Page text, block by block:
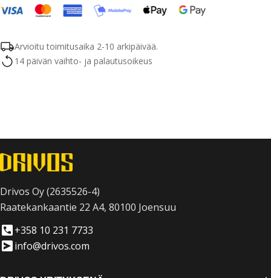
Arvioitu toimitusaika 2-10 arkipäivää.
14 päivän vaihto- ja palautusoikeus
Drivos Oy (2635526-4)
Raatekankaantie 22 A4, 80100 Joensuu
+358 10 231 7733
info@drivos.com